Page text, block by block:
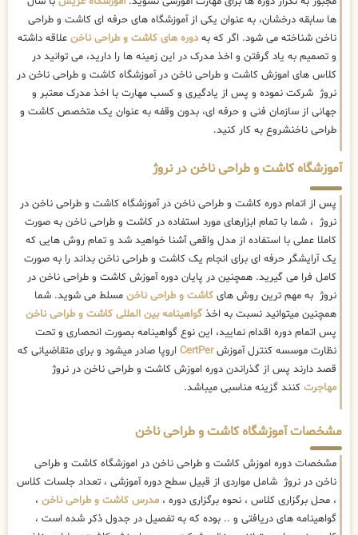
ها سابقه درخشان، به عنوان یکی از آموزشگاه های حرفه ای کاشت و طراحی
ناخن شناخته می شود. اگر که بهدوره های کاشت و طراحی ناخن علاقه داشته
و تصمیم به یاد گرفتن و اخذ مدرک در این زمینه ها را دارید، می توانید در
کلاس های اموزش کاشت و طراحی ناخن در آموزشگاه کاشت و طراحی ناخن در
نروژ شرکت نموده و پس از یادگیری و کسب مهارت با اخذ مدرک معتبر و
جهانی از سازمان فنی و حرفه ای، بدون وقفه به عنوان یک متخصص کاشت و
طراحی ناخنشروع به کار کنید.
آموزشگاه کاشت و طراحی ناخن در نروژ
پس از اتمام دوره کاشت و طراحی ناخن در آموزشگاه کاشت و طراحی ناخن در
نروژ ، شما با تمام ابزارهای مورد استفاده در کاشت و طراحی ناخن به صورت
کاملا عملی با استفاده از مدل واقعی آشنا خواهید شد و تمام روش هایی که
یک آرایشگر حرفه ای برای انجام یک کاشت و طراحی ناخن بداند را به صورت
کامل فرا می گیرید. همچنین در پایان دوره آموزش کاشت و طراحی ناخن در
نروژ به مهم ترین روش های کاشت و طراحی ناخن مسلط می شوید. شما
همچنین میتوانید نسبت به اخذ گواهینامه بین المللی کاشت و طراحی ناخن
پس اتمام دوره اقدام نمایید، این نوع گواهینامه بصورت انحصاری و تحت
نظارت موسسه کنترل آموزشCertPer اروپا صادر میشود و برای متقاضیانی که
قصد دارند پس از گذراندن دوره اموزش کاشت و طراحی ناخن در نروژ
مهاجرت کنند گزینه مناسبی میباشد.
مشخصات آموزشگاه کاشت و طراحی ناخن
مشخصات دوره اموزش کاشت و طراحی ناخن در اموزشگاه کاشت و طراحی
ناخن در نروژ شامل مواردی از قبیل سطح دوره آموزشی ، تعداد جلسات کلاس
، محل برگزاری کلاس ، نحوه برگزاری دوره ، مدرس کاشت و طراحی ناخن ،
گواهینامه های دریافتی و .. بوده که به تفصیل در جدول ذکر شده است ،